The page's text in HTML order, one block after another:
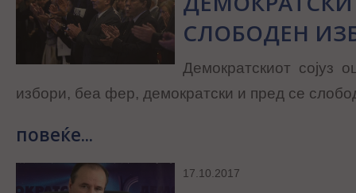
СЛОБОДЕН
Демократскиот сојуз
избори, беа фер, демократски и пред се
повеќе...
17.10.2017